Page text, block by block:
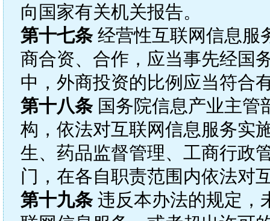
向国家有关机关报告。
第十七条经营性互联网信息服
商合资、合作，应当事先经国
中，外商投资的比例应当符合
第十八条国务院信息产业主管
构，依法对互联网信息服务实
生、药品监督管理、工商行政
门，在各自职责范围内依法对
第十九条违反本办法的规定，